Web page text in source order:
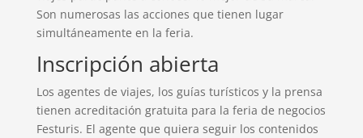
Son numerosas las acciones que tienen lugar
simultáneamente en la feria.
Inscripción abierta
Los agentes de viajes, los guías turísticos y la prensa
tienen acreditación gratuita para la feria de negocios
Festuris. El agente que quiera seguir los contenidos